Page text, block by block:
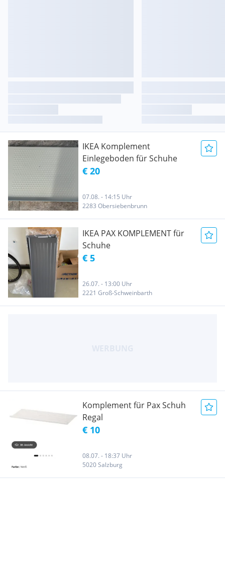
IKEA Komplement
Einlegeboden für Schuhe
€ 20
07.08. - 14:15 Uhr
2283 Obersiebenbrunn
IKEA PAX KOMPLEMENT für
Schuhe
€ 5
26.07. - 13:00 Uhr
2221 Groß-Schweinbarth
Komplement für Pax Schuh
Regal
€ 10
08.07. - 18:37 Uhr
5020 Salzburg